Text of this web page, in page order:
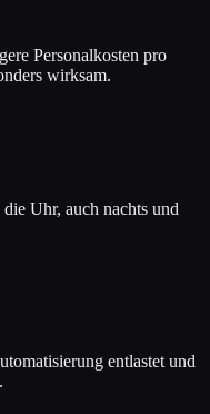
Personalkosten pro
wirksam.
Uhr, auch nachts und
entlastet und